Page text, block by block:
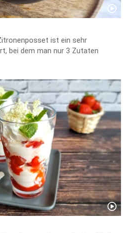
ist ein sehr
bei dem man nur 3 Zutaten